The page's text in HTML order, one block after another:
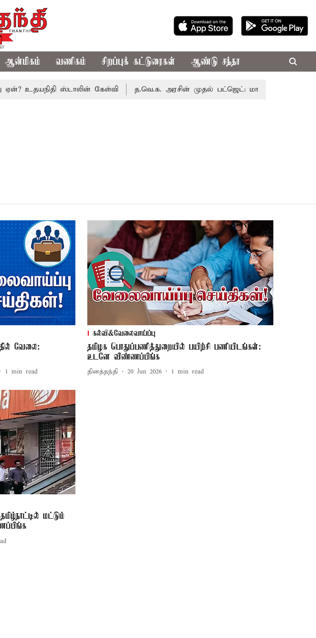
ஆன்மிகம் வணிகம் சிறப்புக் கட்டுரைகள் ஆண்டு சந்தா
உதயநிதி ஸ்டாலின் கேள்வி த.வெ.க. அரசின் முதல் பட்ஜெட்: மாற்றமா?, தடுமாற்றமா?
வேலை:
1 min read
கல்வி&வேலைவாய்ப்பு
தமிழக பொதுப்பணித்துறையில் பயிற்சி பணியிடங்கள்:
உடனே விண்ணப்பிங்க
தினத்தந்தி 20 Jun 2026 1 min read
மட்டும்